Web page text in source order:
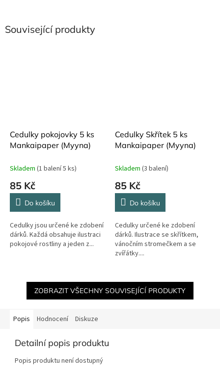
Související produkty
Cedulky pokojovky 5 ks
Mankaipaper (Myyna)
Skladem (1 balení 5 ks)
85 Kč
Do košíku
Cedulky jsou určené ke zdobení
dárků. Každá obsahuje ilustraci
pokojové rostliny a jeden z...
Cedulky Skřítek 5 ks
Mankaipaper (Myyna)
Skladem (3 balení)
85 Kč
Do košíku
Cedulky určené ke zdobení
dárků. Ilustrace se skřítkem,
vánočním stromečkem a se
zvířátky....
ZOBRAZIT VŠECHNY SOUVISEJÍCÍ PRODUKTY
Popis Hodnocení Diskuze
Detailní popis produktu
Popis produktu není dostupný